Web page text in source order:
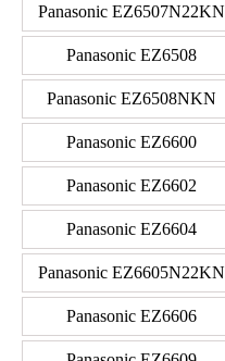
Panasonic EZ6507N22KN
Panasonic EZ6508
Panasonic EZ6508NKN
Panasonic EZ6600
Panasonic EZ6602
Panasonic EZ6604
Panasonic EZ6605N22KN
Panasonic EZ6606